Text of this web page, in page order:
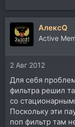
АлексQ
Active
2 Авг 2012
Для себя
фильтра решил
со
Поскольку эти
поп фильтр там